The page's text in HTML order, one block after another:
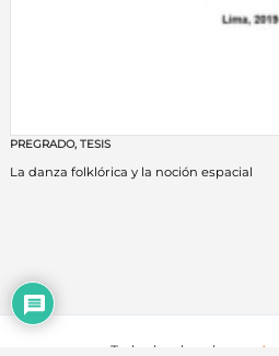
PREGRADO, TESIS
La danza folklórica y la noción espacial
Todos los derechos en